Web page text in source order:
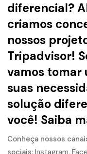
diferencial?
criamos
nossos
Tripadvisor!
vamos tomar
suas
solução
você! Saiba
Conheça nossos